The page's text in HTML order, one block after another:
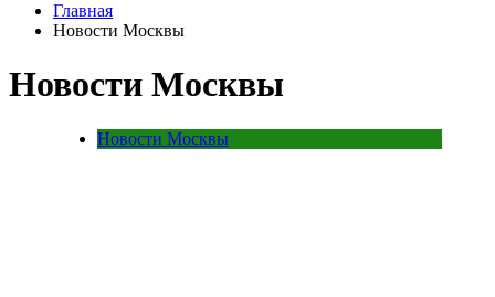
Главная
Новости Москвы
Новости Москвы
Новости Москвы